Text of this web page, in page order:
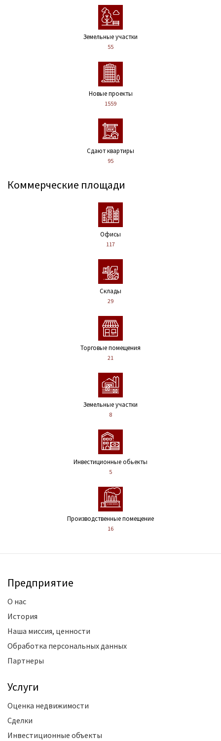
Земельные участки
55
Новые проекты
1559
Сдают квартиры
95
Коммерческие площади
Офисы
117
Склады
29
Торговые помещения
21
Земельные участки
8
Инвестиционные обьекты
5
Производственные помещение
16
Предприятие
О нас
История
Наша миссия, ценности
Обработка персональных данных
Партнеры
Услуги
Оценка недвижимости
Сделки
Инвестиционные объекты